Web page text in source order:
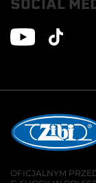
OFICJALNYM